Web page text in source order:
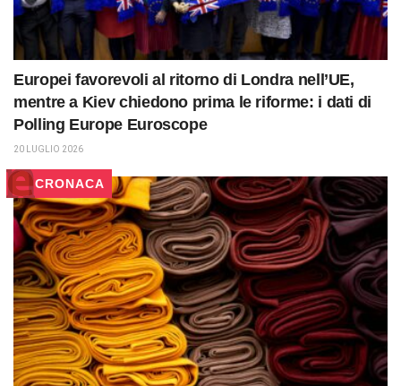
Europei favorevoli al ritorno di Londra nell’UE,
mentre a Kiev chiedono prima le riforme: i dati di
Polling Europe Euroscope
20 LUGLIO 2026
CRONACA